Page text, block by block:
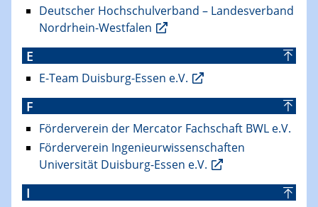
Deutscher Hochschulverband – Landesverband
Nordrhein-Westfalen
E
E-Team Duisburg-Essen e.V.
F
Förderverein der Mercator Fachschaft BWL e.V.
Förderverein Ingenieurwissenschaften
Universität Duisburg-Essen e.V.
I